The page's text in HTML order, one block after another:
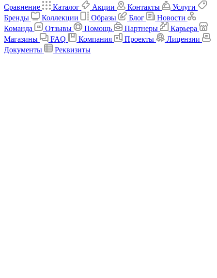
Сравнение
Каталог Акции Контакты
Услуги
Бренды
Коллекции Образы Блог
Новости
Команда
Отзывы Помощь Партнеры
Карьера
Магазины
FAQ Компания Проекты
Лицензии
Документы
Реквизиты